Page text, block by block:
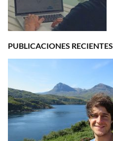
PUBLICACIONES RECIENTES